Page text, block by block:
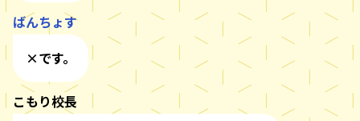
ばんちょす
×です。
こもり校長